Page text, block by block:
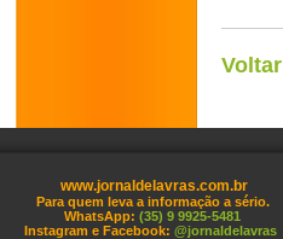
Voltar
www.jornaldelavras.com.br
Para quem leva a informação a sério.
WhatsApp: (35) 9 9925-5481
Instagram e Facebook: @jornaldelavras